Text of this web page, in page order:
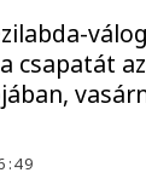
csapatát